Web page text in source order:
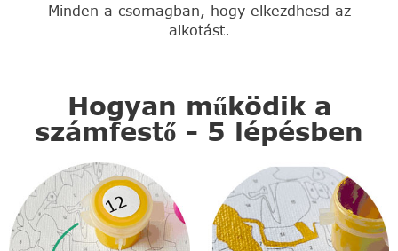
Minden a csomagban, hogy elkezdhesd az
alkotást.
Hogyan működik a
számfestő - 5 lépésben